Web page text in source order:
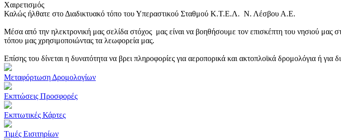
Χαιρετισμός
Καλώς ήλθατε στο Διαδικτυακό τόπο του Υπεραστικού Σταθμού Κ.Τ.Ε.Λ. Ν. Λέσβου Α.Ε.
Μέσα από την ηλεκτρονική μας σελίδα στόχος μας είναι να βοηθήσουμε τον επισκέπτη του νησιού
τόπου μας χρησιμοποιώντας τα λεωφορεία μας.
Επίσης του δίνεται η δυνατότητα να βρει πληροφορίες για αεροπορικά και ακτοπλοϊκά δρομολόγια ή
Μεταφόρτωση Δρομολογίων
Εκπτώσεις Προσφορές
Εκπτωτικές Κάρτες
Τιμές Εισιτηρίων